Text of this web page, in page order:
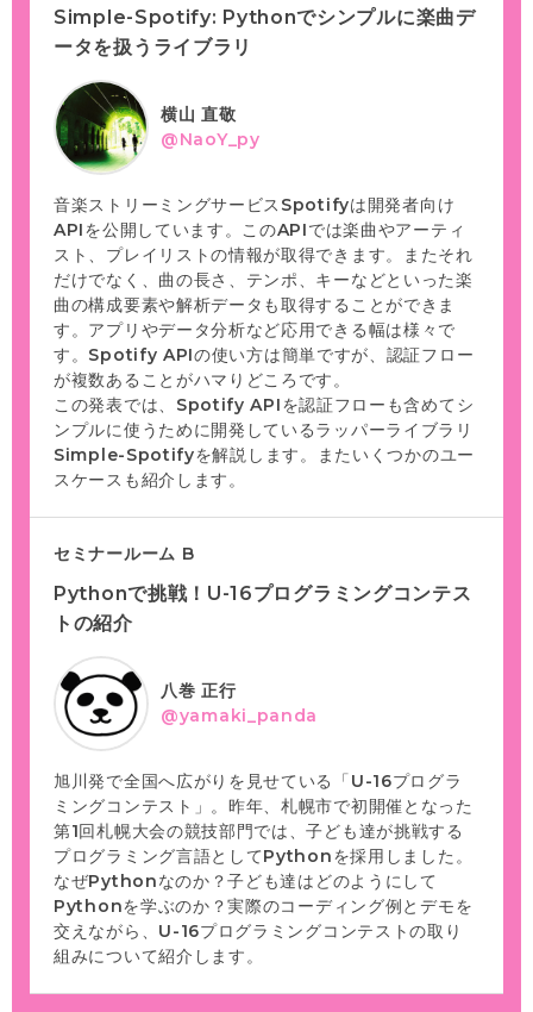
Simple-Spotify: Pythonでシンプルに楽曲デ
ータを扱うライブラリ
横山 直敬
@NaoY_py
音楽ストリーミングサービスSpotifyは開発者向け
APIを公開しています。このAPIでは楽曲やアーティ
スト、プレイリストの情報が取得できます。またそれ
だけでなく、曲の長さ、テンポ、キーなどといった楽
曲の構成要素や解析データも取得することができま
す。アプリやデータ分析など応用できる幅は様々で
す。Spotify APIの使い方は簡単ですが、認証フロー
が複数あることがハマりどころです。
この発表では、Spotify APIを認証フローも含めてシ
ンプルに使うために開発しているラッパーライブラリ
Simple-Spotifyを解説します。またいくつかのユー
スケースも紹介します。
セミナールーム B
Pythonで挑戦！U-16プログラミングコンテス
トの紹介
八巻 正行
@yamaki_panda
旭川発で全国へ広がりを見せている「U-16プログラ
ミングコンテスト」。昨年、札幌市で初開催となった
第1回札幌大会の競技部門では、子ども達が挑戦する
プログラミング言語としてPythonを採用しました。
なぜPythonなのか？子ども達はどのようにして
Pythonを学ぶのか？実際のコーディング例とデモを
交えながら、U-16プログラミングコンテストの取り
組みについて紹介します。